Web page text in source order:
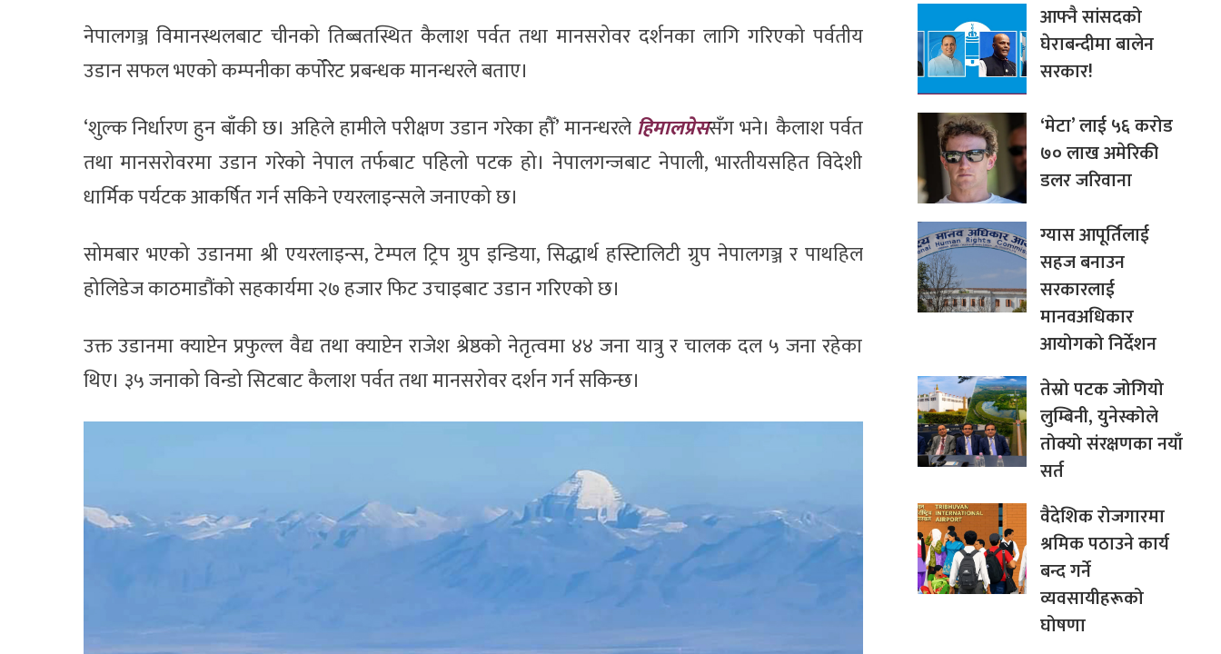
नेपालगञ्ज विमानस्थलबाट चीनको तिब्बतस्थित कैलाश पर्वत तथा मानसरोवर दर्शनका लागि गरिएको पर्वतीय
उडान सफल भएको कम्पनीका कर्पोरेट प्रबन्धक मानन्धरले बताए।
‘शुल्क निर्धारण हुन बाँकी छ। अहिले हामीले परीक्षण उडान गरेका हौँ’ मानन्धरलेहिमालप्रेससँग भने। कैलाश पर्वत
तथा मानसरोवरमा उडान गरेको नेपाल तर्फबाट पहिलो पटक हो। नेपालगन्जबाट नेपाली, भारतीयसहित विदेशी
धार्मिक पर्यटक आकर्षित गर्न सकिने एयरलाइन्सले जनाएको छ।
सोमबार भएको उडानमा श्री एयरलाइन्स, टेम्पल ट्रिप ग्रुप इन्डिया, सिद्धार्थ हस्टिालिटी ग्रुप नेपालगञ्ज र पाथहिल
होलिडेज काठमाडौंको सहकार्यमा २७ हजार फिट उचाइबाट उडान गरिएको छ।
उक्त उडानमा क्याप्टेन प्रफुल्ल वैद्य तथा क्याप्टेन राजेश श्रेष्ठको नेतृत्वमा ४४ जना यात्रु र चालक दल ५ जना रहेका
थिए। ३५ जनाको विन्डो सिटबाट कैलाश पर्वत तथा मानसरोवर दर्शन गर्न सकिन्छ।
आफ्नै सांसदको
घेराबन्दीमा बालेन
सरकार!
‘मेटा’ लाई ५६ करोड
७० लाख अमेरिकी
डलर जरिवाना
ग्यास आपूर्तिलाई
सहज बनाउन
सरकारलाई
मानवअधिकार
आयोगको निर्देशन
तेस्रो पटक जोगियो
लुम्बिनी, युनेस्कोले
तोक्यो संरक्षणका नयाँ
सर्त
वैदेशिक रोजगारमा
श्रमिक पठाउने कार्य
बन्द गर्ने
व्यवसायीहरूको
घोषणा